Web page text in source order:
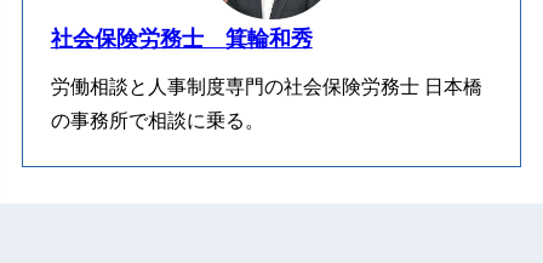
社会保険労務士 箕輪和秀
労働相談と人事制度専門の社会保険労務士 日本橋
の事務所で相談に乗る。